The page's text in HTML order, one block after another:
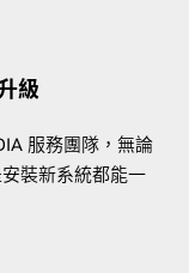
級
服務團隊，無論
裝新系統都能一